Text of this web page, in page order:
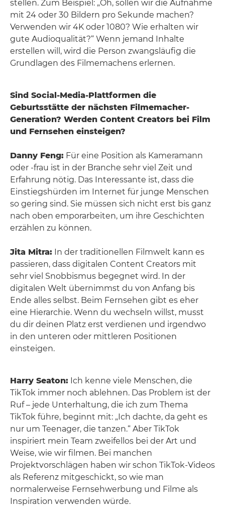
stellen. Zum Beispiel: „Oh, sollen wir die Aufnahme
mit 24 oder 30 Bildern pro Sekunde machen?
Verwenden wir 4K oder 1080? Wie erhalten wir
gute Audioqualität?“ Wenn jemand Inhalte
erstellen will, wird die Person zwangsläufig die
Grundlagen des Filmemachens erlernen.
Sind Social-Media-Plattformen die
Geburtsstätte der nächsten Filmemacher-
Generation? Werden Content Creators bei Film
und Fernsehen einsteigen?
Danny Feng: Für eine Position als Kameramann
oder -frau ist in der Branche sehr viel Zeit und
Erfahrung nötig. Das Interessante ist, dass die
Einstiegshürden im Internet für junge Menschen
so gering sind. Sie müssen sich nicht erst bis ganz
nach oben emporarbeiten, um ihre Geschichten
erzählen zu können.
Jita Mitra: In der traditionellen Filmwelt kann es
passieren, dass digitalen Content Creators mit
sehr viel Snobbismus begegnet wird. In der
digitalen Welt übernimmst du von Anfang bis
Ende alles selbst. Beim Fernsehen gibt es eher
eine Hierarchie. Wenn du wechseln willst, musst
du dir deinen Platz erst verdienen und irgendwo
in den unteren oder mittleren Positionen
einsteigen.
Harry Seaton: Ich kenne viele Menschen, die
TikTok immer noch ablehnen. Das Problem ist der
Ruf – jede Unterhaltung, die ich zum Thema
TikTok führe, beginnt mit: „Ich dachte, da geht es
nur um Teenager, die tanzen.“ Aber TikTok
inspiriert mein Team zweifellos bei der Art und
Weise, wie wir filmen. Bei manchen
Projektvorschlägen haben wir schon TikTok-Videos
als Referenz mitgeschickt, so wie man
normalerweise Fernsehwerbung und Filme als
Inspiration verwenden würde.